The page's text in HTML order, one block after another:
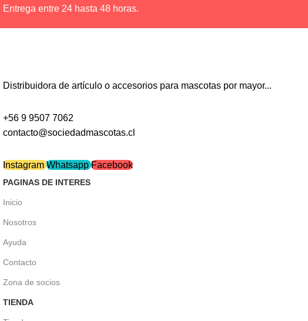
Entrega entre 24 hasta 48 horas.
Distribuidora de artículo o accesorios para mascotas por mayor...
+56 9 9507 7062
contacto@sociedadmascotas.cl
Instagram Whatsapp Facebook
PAGINAS DE INTERES
Inicio
Nosotros
Ayuda
Contacto
Zona de socios
TIENDA